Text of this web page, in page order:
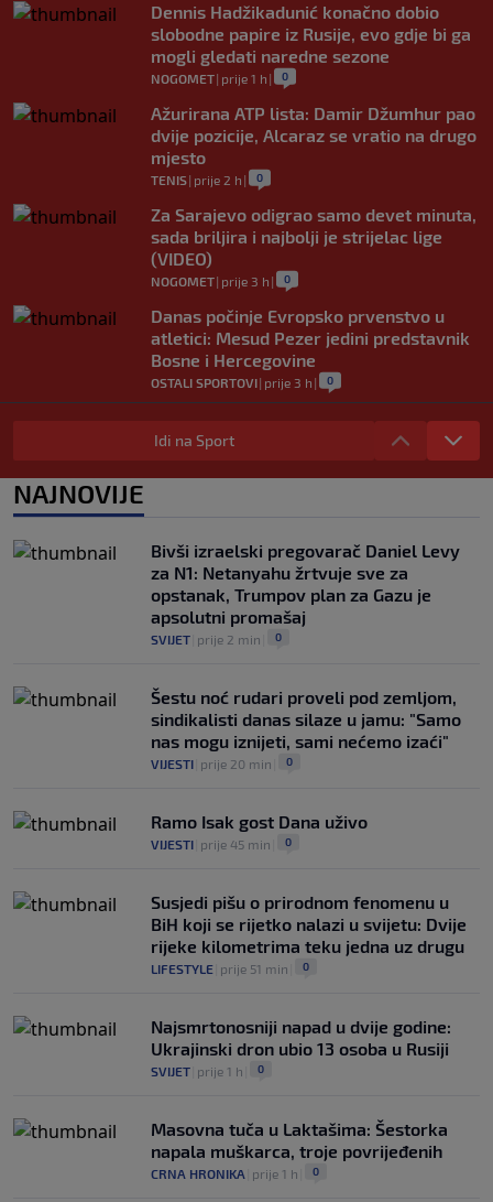
Dennis Hadžikadunić konačno dobio
slobodne papire iz Rusije, evo gdje bi ga
mogli gledati naredne sezone
NOGOMET| prije 1 h | 0
Ažurirana ATP lista: Damir Džumhur pao
dvije pozicije, Alcaraz se vratio na drugo
mjesto
TENIS| prije 2 h | 0
Za Sarajevo odigrao samo devet minuta,
sada briljira i najbolji je strijelac lige
(VIDEO)
NOGOMET| prije 3 h | 0
Danas počinje Evropsko prvenstvo u
atletici: Mesud Pezer jedini predstavnik
Bosne i Hercegovine
OSTALI SPORTOVI| prije 3 h | 0
PSG krenuo po Ardu Gülera: Turčin
navodno dao zeleno svjetlo za odlazak
0
Mourinhu: Jedne noći me je nazvao i
plakao
prije 4 h 0
Idi na Sport
NAJNOVIJE
Bivši izraelski pregovarač Daniel Levy
za N1: Netanyahu žrtvuje sve za
opstanak, Trumpov plan za Gazu je
apsolutni promašaj
SVIJET prije 2 min 0
Šestu noć rudari proveli pod zemljom,
sindikalisti danas silaze u jamu: "Samo
nas mogu iznijeti, sami nećemo izaći"
VIJESTI prije 20 min 0
Ramo Isak gost Dana uživo
VIJESTI prije 45 min 0
Susjedi pišu o prirodnom fenomenu u
BiH koji se rijetko nalazi u svijetu: Dvije
rijeke kilometrima teku jedna uz drugu
LIFESTYLE prije 51 min 0
Najsmrtonosniji napad u dvije godine:
Ukrajinski dron ubio 13 osoba u Rusiji
SVIJET prije 1 h 0
Masovna tuča u Laktašima: Šestorka
napala muškarca, troje povrijeđenih
CRNA HRONIKA prije 1 h 0